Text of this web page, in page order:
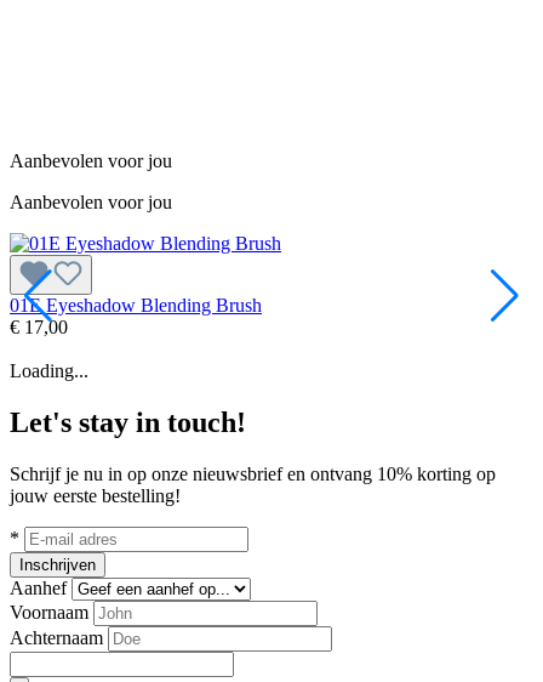
Aanbevolen voor jou
Aanbevolen voor jou
01E Eyeshadow Blending Brush
€ 17,00
Loading...
Let's stay in touch!
Schrijf je nu in op onze nieuwsbrief en ontvang 10% korting op
jouw eerste bestelling!
*
Inschrijven
Aanhef
Voornaam
Achternaam